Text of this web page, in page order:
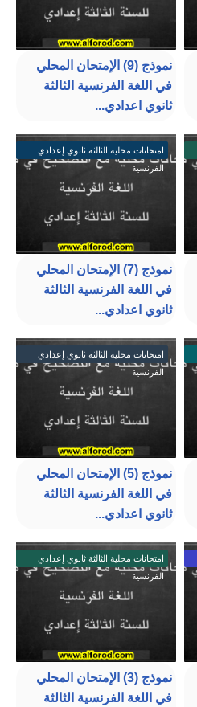
نموذج (9) الإمتحان المحلي
في اللغة الفرنسية الثالثة
ثانوي اعدادي...
امتحانات محلية الثالثة ثانوي إعدادي
الفرنسية
نموذج (7) الإمتحان المحلي
في اللغة الفرنسية الثالثة
ثانوي اعدادي...
امتحانات محلية الثالثة ثانوي إعدادي
الفرنسية
نموذج (5) الإمتحان المحلي
في اللغة الفرنسية الثالثة
ثانوي اعدادي...
امتحانات محلية الثالثة ثانوي إعدادي
الفرنسية
نموذج (3) الإمتحان المحلي
في اللغة الفرنسية الثالثة